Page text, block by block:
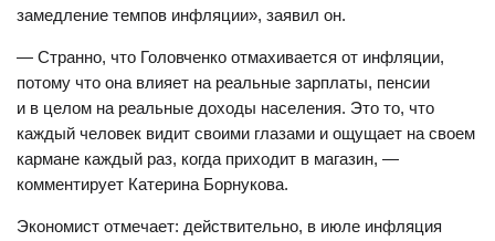
замедление темпов инфляции», заявил он.
— Странно, что Головченко отмахивается от инфляции,
потому что она влияет на реальные зарплаты, пенсии
и в целом на реальные доходы населения. Это то, что
каждый человек видит своими глазами и ощущает на своем
кармане каждый раз, когда приходит в магазин, —
комментирует Катерина Борнукова.
Экономист отмечает: действительно, в июле инфляция